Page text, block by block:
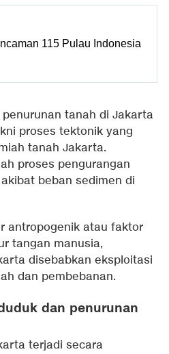
115 Pulau Indonesia
tanah di Jakarta
proses tektonik yang
tanah Jakarta.
proses pengurangan
beban sedimen di
antropogenik atau faktor
tangan manusia,
disebabkan eksploitasi
dan pembebanan.
dan penurunan
terjadi secara